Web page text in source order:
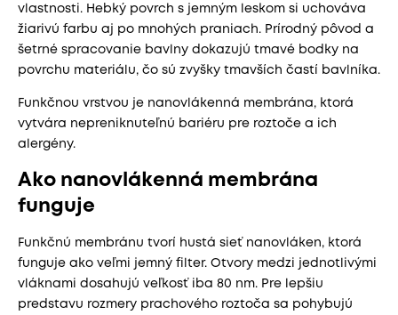
vlastnosti. Hebký povrch s jemným leskom si uchováva
žiarivú farbu aj po mnohých praniach. Prírodný pôvod a
šetrné spracovanie bavlny dokazujú tmavé bodky na
povrchu materiálu, čo sú zvyšky tmavších častí bavlníka.
Funkčnou vrstvou je nanovlákenná membrána, ktorá
vytvára nepreniknuteľnú bariéru pre roztoče a ich
alergény.
Ako nanovlákenná membrána
funguje
Funkčnú membránu tvorí hustá sieť nanovláken, ktorá
funguje ako veľmi jemný filter. Otvory medzi jednotlivými
vláknami dosahujú veľkosť iba 80 nm. Pre lepšiu
predstavu rozmery prachového roztoča sa pohybujú